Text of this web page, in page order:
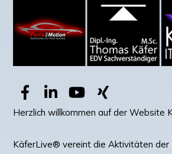
Herzlich willkommen auf der Website
KäferLive® vereint die Aktivitäten der